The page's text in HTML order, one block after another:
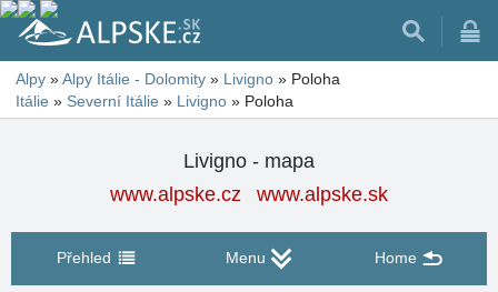
Alpy »Alpy Itálie - Dolomity » Livigno » Poloha
Itálie » Severní Itálie » Livigno » Poloha
Livigno - mapa
www.alpske.cz
www.alpske.sk
Přehled Menu Home